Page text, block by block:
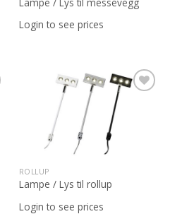
Login to see prices
ROLLUP
Lampe / Lys til rollup
Login to see prices